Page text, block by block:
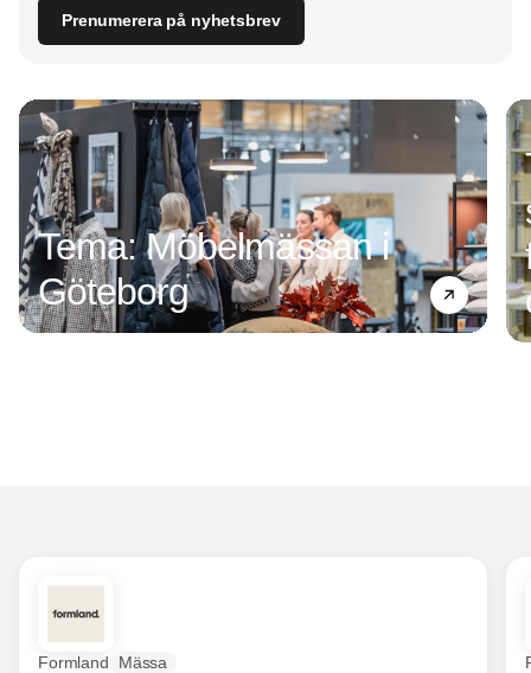
Prenumerera på nyhetsbrev
Tema: Möbelmässan i
Göteborg
Formland Mässa